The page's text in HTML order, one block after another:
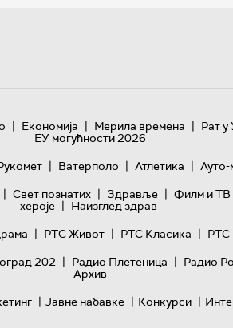
| Економија | Мерила времена | Рат у
ЕУ могућности 2026
| Ватерполо | Атлетика | Ауто-
| Свет познатих | Здравље | Филм и ТВ
хероје | Наизглед здрав
| РТС Живот | РТС Класика | РТС
202 | Радио Плетеница | Радио
Архив
| Јавне набавке | Конкурси |